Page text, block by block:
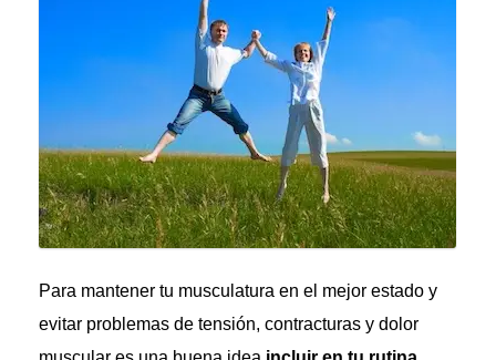
Para mantener tu musculatura en el mejor estado y
evitar problemas de tensión, contracturas y dolor